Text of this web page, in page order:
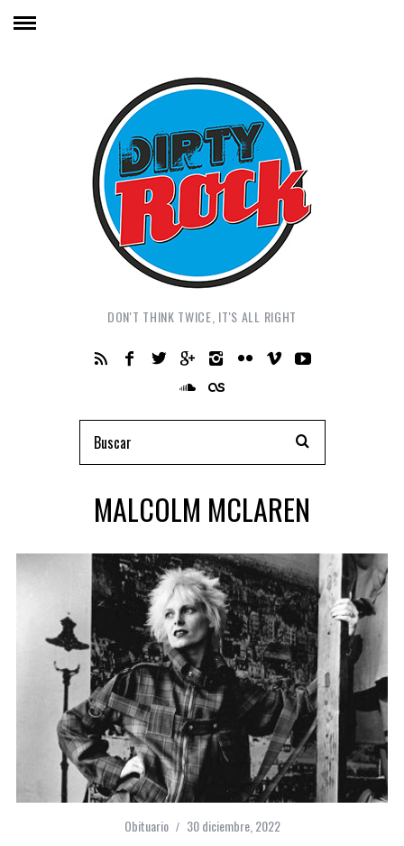
DON'T THINK TWICE, IT'S ALL RIGHT
MALCOLM MCLAREN
Obituario 30 diciembre, 2022